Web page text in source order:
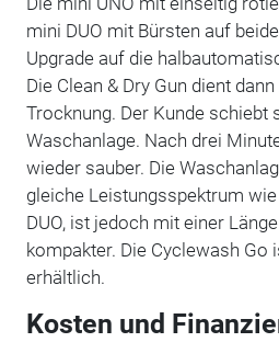
mini DUO mit Bürsten auf
Upgrade auf die
Die Clean & Dry Gun dient
Trocknung. Der Kunde schiebt
Waschanlage. Nach drei
wieder sauber. Die
gleiche Leistungsspektrum
DUO, ist jedoch mit einer
kompakter. Die Cyclewash Go
erhältlich.
Kosten und